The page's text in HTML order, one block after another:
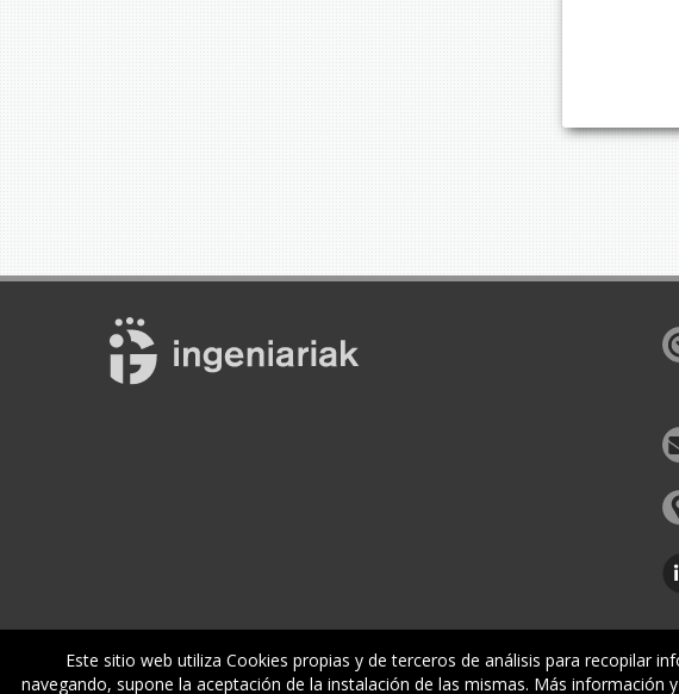
Este sitio web utiliza Cookies propias y de terceros de análisis para recopilar
navegando, supone la aceptación de la instalación de las mismas. Más